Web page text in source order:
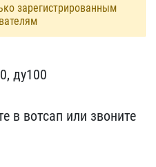
зарегистрированным
ду100
в вотсап или зв​оните